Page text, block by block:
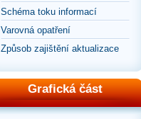
Schéma toku informací
Varovná opatření
Způsob zajištění aktualizace
Grafická část